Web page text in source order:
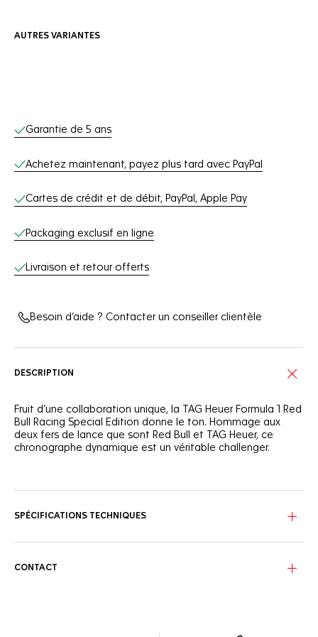
AUTRES VARIANTES
Services en ligne
Garantie de 5 ans
Achetez maintenant, payez plus tard avec PayPal
Cartes de crédit et de débit, PayPal, Apple Pay
Packaging exclusif en ligne
Livraison et retour offerts
Besoin d’aide ? Contacter un conseiller clientèle
DESCRIPTION
Fruit d’une collaboration unique, la TAG Heuer Formula 1 Red
Bull Racing Special Edition donne le ton. Hommage aux
deux fers de lance que sont Red Bull et TAG Heuer, ce
chronographe dynamique est un véritable challenger.
Muni d’un bracelet en acier orné d’une inscription TAG Heuer,
SPÉCIFICATIONS TECHNIQUES
CONTACT